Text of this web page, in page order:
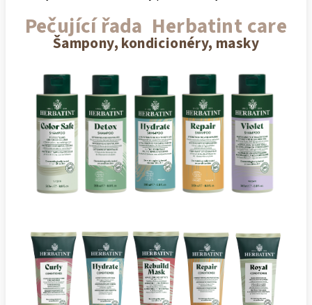
Pečující řada Herbatint care
Šampony, kondicionéry, masky